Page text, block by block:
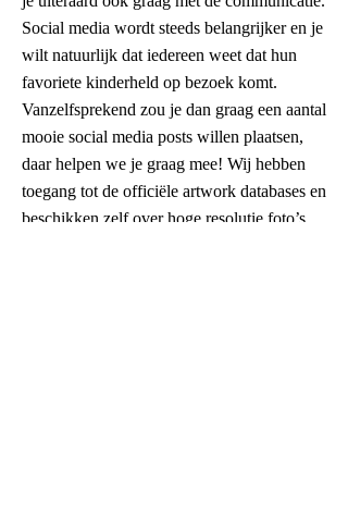
Social media wordt steeds belangrijker en je
wilt natuurlijk dat iedereen weet dat hun
favoriete kinderheld op bezoek komt.
Vanzelfsprekend zou je dan graag een aantal
mooie social media posts willen plaatsen,
daar helpen we je graag mee! Wij hebben
toegang tot de officiële artwork databases en
beschikken zelf over hoge resolutie foto’s